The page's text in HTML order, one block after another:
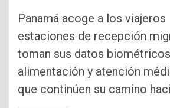
Panamá acoge a los viajeros
estaciones de recepción
toman sus datos
alimentación y atención
que continúen su camino